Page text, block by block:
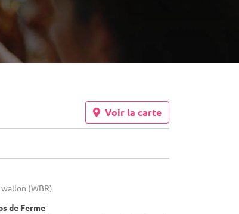
Voir la carte
(WBR)
de Ferme